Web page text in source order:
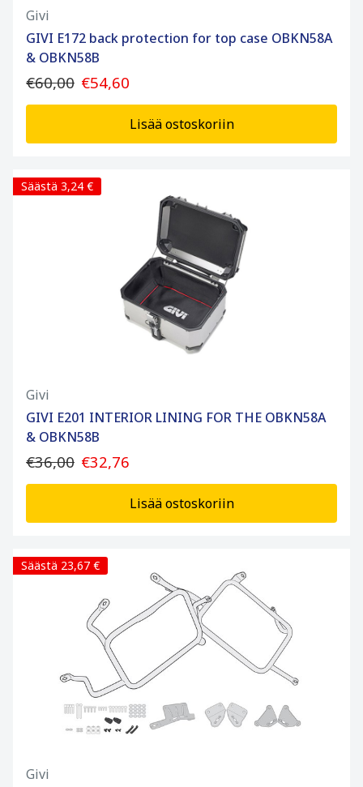
Givi
GIVI E172 back protection for top case OBKN58A
& OBKN58B
€60,00 €54,60
Lisää ostoskoriin
Säästä 3,24 €
Givi
GIVI E201 INTERIOR LINING FOR THE OBKN58A
& OBKN58B
€36,00 €32,76
Lisää ostoskoriin
Säästä 23,67 €
Givi